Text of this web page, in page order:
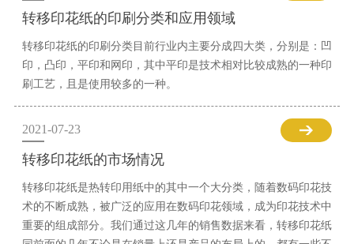
转移印花纸的印刷分类和应用领域
转移印花纸的印刷分类目前行业内主要分成四大类，分别是：凹
印，凸印，平印和网印，其中平印是技术相对比较成熟的一种印
刷工艺，且是使用较多的一种。
2021-07-23
转移印花纸的市场情况
转移印花纸是热转印用纸中的其中一个大分类，随着数码印花技
术的不断成熟，被广泛的应用在数码印花领域，成为印花技术中
重要的组成部分。我们通过这几年的销售数据来看，转移印花纸